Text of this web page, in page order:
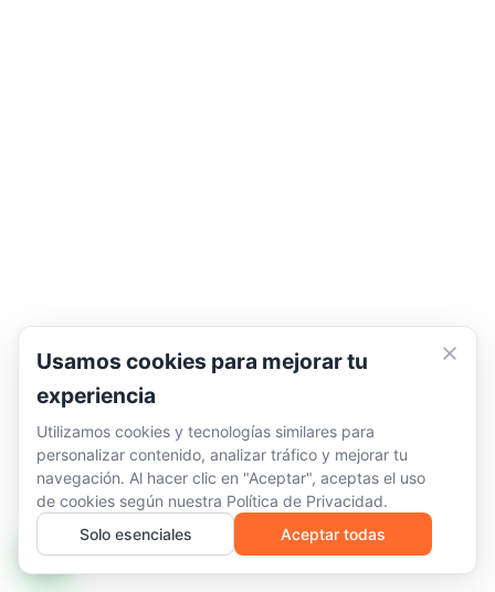
Usamos cookies para mejorar tu
experiencia
Utilizamos cookies y tecnologías similares para
personalizar contenido, analizar tráfico y mejorar tu
navegación. Al hacer clic en "Aceptar", aceptas el uso
de cookies según nuestra Política de Privacidad.
Solo esenciales
Aceptar todas